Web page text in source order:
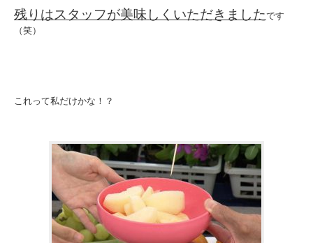
残りはスタッフが美味しくいただきましたです
（笑）
これって私だけかな！？